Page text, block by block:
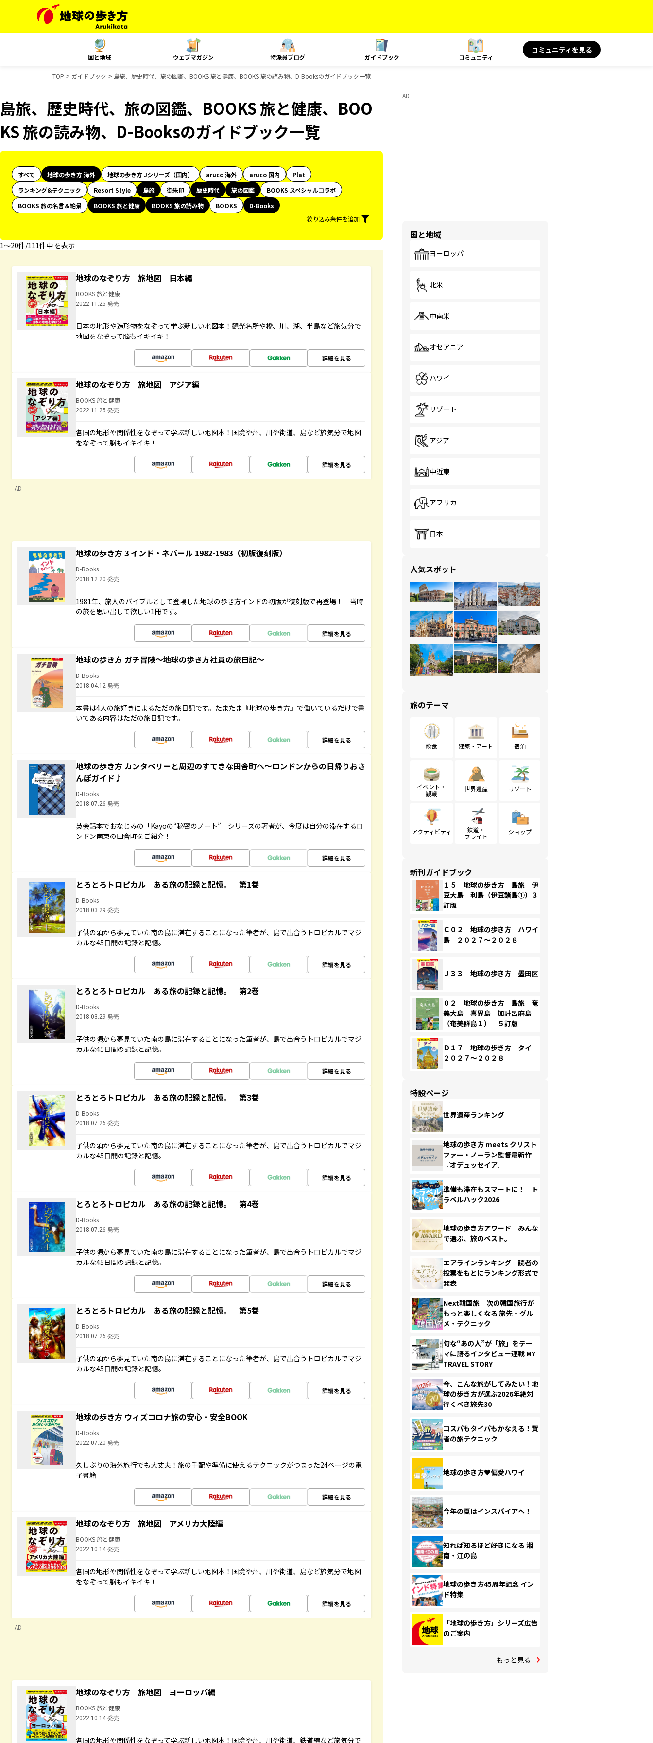
国と地域 ウェブマガジン 特派員ブログ ガイドブック コミュニティ
コミュニティを見る
TOP ガイドブック 島旅、歴史時代、旅の図鑑、BOOKS 旅と健康、BOOKS 旅の読み物、D-Booksのガイドブック一覧
島旅、歴史時代、旅の図鑑、BOOKS 旅と健康、BOO
KS 旅の読み物、D-Booksのガイドブック一覧
すべて 地球の歩き方 海外 地球の歩き方 Jシリーズ（国内） aruco 海外 aruco 国内
Plat
ランキング&テクニック
Resort Style 島旅 御朱印 歴史時代 旅の図鑑
BOOKS スペシャルコラボ
BOOKS 旅の名言＆絶景
BOOKS 旅と健康 BOOKS 旅の読み物 BOOKS
D-Books
絞り込み条件を追加
1〜20件/111件中 を表示
地球のなぞり方 旅地図 日本編
BOOKS 旅と健康
2022.11.25 発売
日本の地形や造形物をなぞって学ぶ新しい地図本！観光名所や橋、川、湖、半島など旅気分で
地図をなぞって脳もイキイキ！
詳細を見る
地球のなぞり方 旅地図 アジア編
BOOKS 旅と健康
2022.11.25 発売
各国の地形や関係性をなぞって学ぶ新しい地図本！国境や州、川や街道、島など旅気分で地図
をなぞって脳もイキイキ！
詳細を見る
AD
地球の歩き方 3 インド・ネパール 1982-1983（初版復刻版）
D-Books
2018.12.20 発売
1981年、旅人のバイブルとして登場した地球の歩き方インドの初版が復刻版で再登場！ 当時
の旅を思い出して欲しい1冊です。
詳細を見る
地球の歩き方 ガチ冒険～地球の歩き方社員の旅日記～
D-Books
2018.04.12 発売
本書は4人の旅好きによるただの旅日記です。たまたま『地球の歩き方』で働いているだけで書
いてある内容はただの旅日記です。
詳細を見る
地球の歩き方 カンタベリーと周辺のすてきな田舎町へ～ロンドンからの日帰りおさ
んぽガイド♪
D-Books
2018.07.26 発売
英会話本でおなじみの「Kayoの“秘密のノート”」シリーズの著者が、今度は自分の滞在するロ
ンドン南東の田舎町をご紹介！
詳細を見る
とろとろトロピカル ある旅の記録と記憶。 第1巻
D-Books
2018.03.29 発売
子供の頃から夢見ていた南の島に滞在することになった筆者が、島で出合うトロピカルでマジ
カルな45日間の記録と記憶。
詳細を見る
とろとろトロピカル ある旅の記録と記憶。 第2巻
D-Books
2018.03.29 発売
子供の頃から夢見ていた南の島に滞在することになった筆者が、島で出合うトロピカルでマジ
カルな45日間の記録と記憶。
詳細を見る
とろとろトロピカル ある旅の記録と記憶。 第3巻
D-Books
2018.07.26 発売
子供の頃から夢見ていた南の島に滞在することになった筆者が、島で出合うトロピカルでマジ
カルな45日間の記録と記憶。
詳細を見る
とろとろトロピカル ある旅の記録と記憶。 第4巻
D-Books
2018.07.26 発売
子供の頃から夢見ていた南の島に滞在することになった筆者が、島で出合うトロピカルでマジ
カルな45日間の記録と記憶。
詳細を見る
とろとろトロピカル ある旅の記録と記憶。 第5巻
D-Books
2018.07.26 発売
子供の頃から夢見ていた南の島に滞在することになった筆者が、島で出合うトロピカルでマジ
カルな45日間の記録と記憶。
詳細を見る
地球の歩き方 ウィズコロナ旅の安心・安全BOOK
D-Books
2022.07.20 発売
久しぶりの海外旅行でも大丈夫！旅の手配や準備に使えるテクニックがつまった24ページの電
子書籍
詳細を見る
地球のなぞり方 旅地図 アメリカ大陸編
BOOKS 旅と健康
2022.10.14 発売
各国の地形や関係性をなぞって学ぶ新しい地図本！国境や州、川や街道、島など旅気分で地図
をなぞって脳もイキイキ！
詳細を見る
AD
地球のなぞり方 旅地図 ヨーロッパ編
BOOKS 旅と健康
2022.10.14 発売
各国の地形や関係性をなぞって学ぶ新しい地図本！国境や州、川や街道、鉄道線など旅気分で
AD
国と地域
ヨーロッパ
北米
中南米
オセアニア
ハワイ
リゾート
アジア
中近東
アフリカ
日本
人気スポット
旅のテーマ
飲食 建築・アート 宿泊
イベント・
観戦
世界遺産 リゾート
アクティビティ
鉄道・
フライト
ショップ
新刊ガイドブック
１５ 地球の歩き方 島旅 伊
豆大島 利島（伊豆諸島①）３
訂版
Ｃ０２ 地球の歩き方 ハワイ
島 ２０２７～２０２８
Ｊ３３ 地球の歩き方 墨田区
０２ 地球の歩き方 島旅 奄
美大島 喜界島 加計呂麻島
（奄美群島１） ５訂版
Ｄ１７ 地球の歩き方 タイ
２０２７～２０２８
特設ページ
世界遺産ランキング
地球の歩き方 meets クリスト
ファー・ノーラン監督最新作
『オデュッセイア』
準備も滞在もスマートに！ ト
ラベルハック2026
地球の歩き方アワード みんな
で選ぶ、旅のベスト。
エアラインランキング 読者の
投票をもとにランキング形式で
発表
Next韓国旅 次の韓国旅行が
もっと楽しくなる 旅先・グル
メ・テクニック
旬な“あの人”が「旅」をテー
マに語るインタビュー連載 MY
TRAVEL STORY
今、こんな旅がしてみたい！地
球の歩き方が選ぶ2026年絶対
行くべき旅先30
コスパもタイパもかなえる！賢
者の旅テクニック
地球の歩き方♥偏愛ハワイ
今年の夏はインスパイアへ！
知れば知るほど好きになる 湘
南・江の島
地球の歩き方45周年記念 イン
ド特集
「地球の歩き方」シリーズ広告
のご案内
もっと見る